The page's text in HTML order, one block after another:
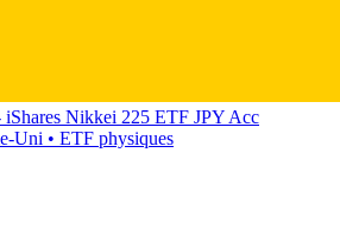
Nikkei 225 ETF JPY Acc
Uni • ETF physiques